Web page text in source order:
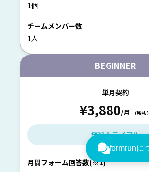
1個
チームメンバー数
1人
BEGINNER
単月契約
¥3,880/月 （税抜）
無料トライアル
月間フォーム回答数(※1)